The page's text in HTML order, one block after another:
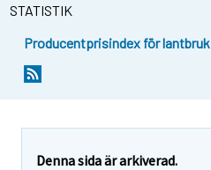
STATISTIK
Producentprisindex för lantbruk
Denna sida är arkiverad.